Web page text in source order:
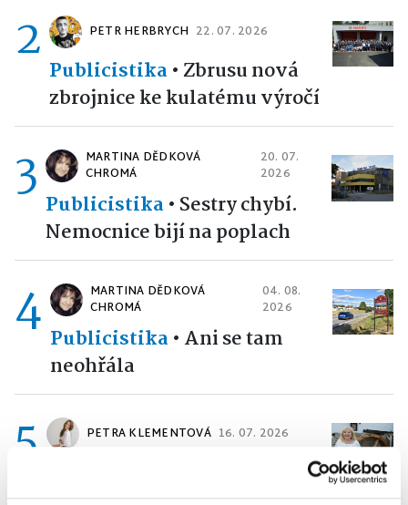
2 PETR HERBRYCH 22. 07. 2026
Publicistika• Zbrusu nová
zbrojnice ke kulatému výročí
3
MARTINA DĚDKOVÁ
CHROMÁ
20. 07.
2026
Publicistika• Sestry chybí.
Nemocnice bijí na poplach
4
MARTINA DĚDKOVÁ
CHROMÁ
04. 08.
2026
Publicistika• Ani se tam
neohřála
5 PETRA KLEMENTOVÁ 16. 07. 2026